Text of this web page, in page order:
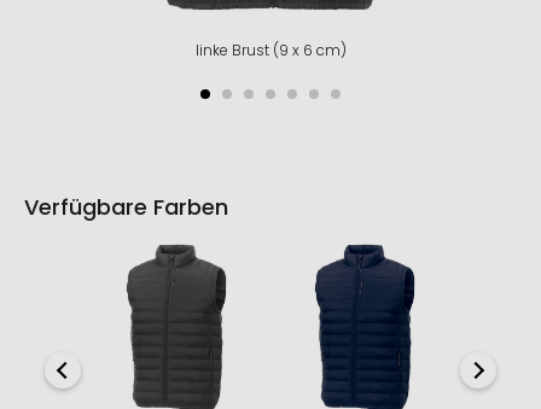
linke Brust (9 x 6 cm)
Verfügbare Farben